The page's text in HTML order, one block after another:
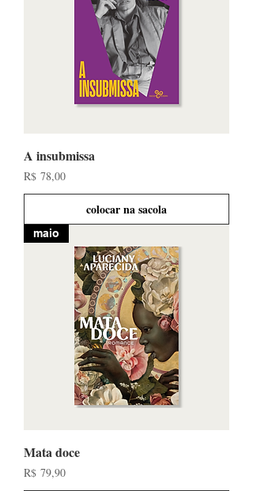
A insubmissa
Preço
R$ 78,00
colocar na sacola
maio
Mata doce
Preço
R$ 79,90